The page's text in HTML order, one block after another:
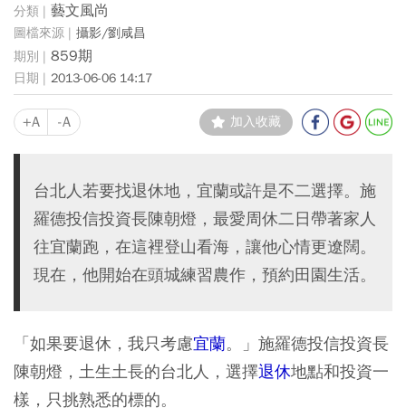
藝文風尚
攝影/劉咸昌
859期
2013-06-06 14:17
+A -A 加入收藏
台北人若要找退休地，宜蘭或許是不二選擇。施
羅德投信投資長陳朝燈，最愛周休二日帶著家人
往宜蘭跑，在這裡登山看海，讓他心情更遼闊。
現在，他開始在頭城練習農作，預約田園生活。
「如果要退休，我只考慮宜蘭。」施羅德投信投資長
陳朝燈，土生土長的台北人，選擇退休地點和投資一
樣，只挑熟悉的標的。